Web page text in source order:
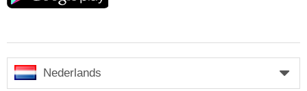
Nederlands